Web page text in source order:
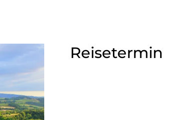
Reisetermin